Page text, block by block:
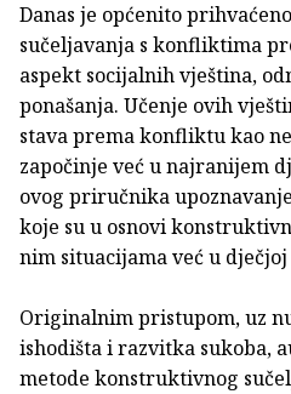
Danas je općenito
sučeljavanja s konfliktima
aspekt socijalnih vješti­na,
ponašanja. Učenje ovih
stava prema konfliktu kao
započinje već u najranijem
ovog priručnika
koje su u osnovi
nim situacijama već u
Originalnim pristupom, uz
ishodišta i razvitka sukoba,
metode konstruktivnog